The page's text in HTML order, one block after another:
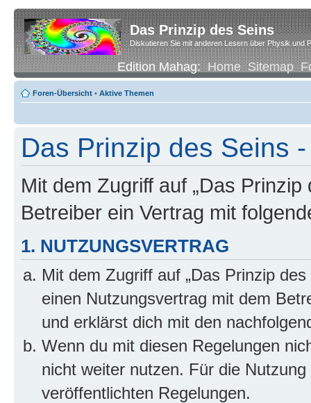
Das Prinzip des Seins
Diskutieren Sie mit anderen Lesern über Physik und
Edition Mahag:Home Sitemap
Foren-Übersicht • Aktive Themen
Das Prinzip des Seins
Mit dem Zugriff auf „Das
Betreiber ein Vertrag mit
1. NUTZUNGSVERTRAG
Mit dem Zugriff auf „Das Prinzip
einen Nutzungsvertrag mit dem
und erklärst dich mit den
Wenn du mit diesen Regelungen
nicht weiter nutzen. Für die
veröffentlichten Regelungen.